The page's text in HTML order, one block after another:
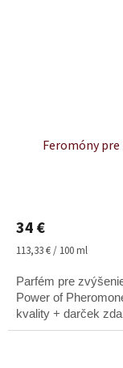
Feromóny
produktu
je
z
5
hviezdičiek.
34 €
Jednotková
113,33 € / 100 ml
Parfém pre
Power of
kvality + darček